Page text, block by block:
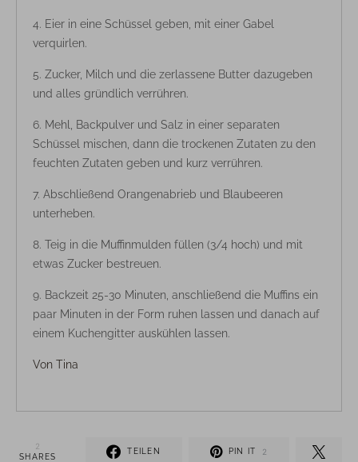
Eier in eine Schüssel geben, mit einer Gabel
verquirlen.
Zucker, Milch und die zerlassene Butter dazugeben
und alles gründlich verrühren.
Mehl, Backpulver und Salz in einer separaten
Schüssel mischen, dann die trockenen Zutaten zu den
feuchten Zutaten geben und kurz verrühren.
Abschließend Orangenabrieb und Blaubeeren
unterheben.
Teig in die Muffinmulden füllen (3/4 hoch) und mit
etwas Zucker bestreuen.
Backzeit 25-30 Minuten, anschließend die Muffins ein
paar Minuten in der Form ruhen lassen und danach auf
einem Kuchengitter auskühlen lassen.
Von Tina
2
SHARES
TEILEN PIN IT 2